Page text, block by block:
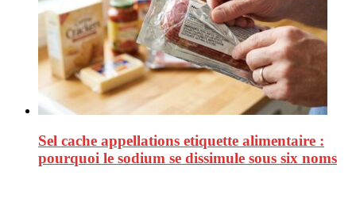
Sel cache appellations etiquette alimentaire :
pourquoi le sodium se dissimule sous six noms